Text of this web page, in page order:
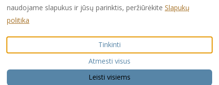
284 Protaras -Cape Greco
Avenue, Shop 1,
PARALIMNI, Famagusta,
Elektroninis paštas:
info@purpleinternational.e
saugomos
naudojame slapukus ir jūsų parinktis, peržiūrėkite Slapukų
politika
Tinkinti
Atmesti visus
Leisti visiems